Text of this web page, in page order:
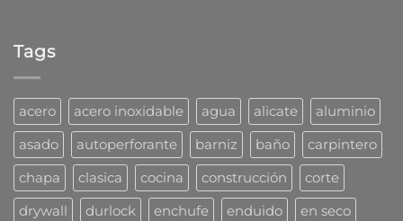
cucarachas?
Mirá
cómo
las
combaten
los
profesionales
Tags
acero acero inoxidable agua alicate
aluminio
asado
autoperforante barniz baño
carpintero
chapa
clasica cocina construcción
corte
drywall
durlock enchufe enduido
en seco